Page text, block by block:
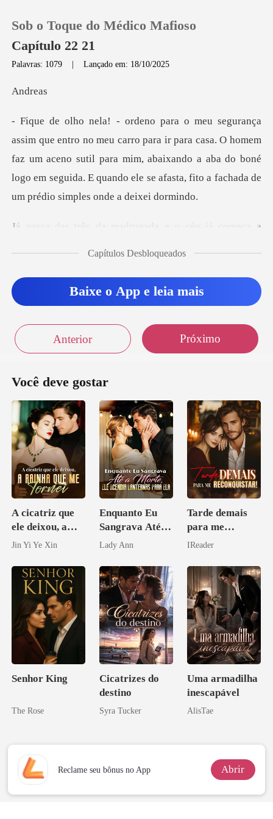
Loja
Histórico
Sair
Sob o Toque do Médico Mafioso
Capítulo 22 21
Palavras: 1079 |Lançado em: 18/10/2025
dr
r para casa. O homem
faz um aceno sutil para mim, abaixando a aba do boné
logo em segui
gada e o céu já começa a
Capítulos Desbloqueados
Baixe o App e leia mais
Anterior Próximo
Você deve gostar
A cicatriz que
ele deixou, a
rainha que me
Jin Yi Ye Xin
Enquanto Eu
Sangrava Até a
Morte, Ele
Lanternas Para
Ela
Lady Ann
Tarde demais
para me
reconquistar!
IReader
Senhor King
The Rose
Cicatrizes do
destino
Syra Tucker
Uma armadilha
inescapável
AlisTae
Reclame seu bônus no App Abrir